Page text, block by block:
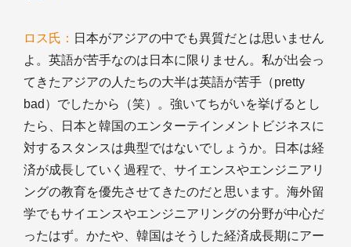
ロス氏： 日本がアジアの中でも異質だとは思いません
よ。英語が苦手なのは日本に限りません。私が出会っ
てきたアジアの人たちの大半は英語が苦手（pretty
bad）でしたから（笑）。強いてちがいを挙げるとし
たら、日本と韓国のエンターテインメントビジネスに
対するスタンスは典型ではないでしょうか。日本は経
済が成長していく過程で、サイエンスやエンジニアリ
ングの教育を優先させてきたのだと思います。海外留
学でもサイエンスやエンジニアリングの分野が中心だ
ったはず。かたや、韓国はそうした経済成長期にアー